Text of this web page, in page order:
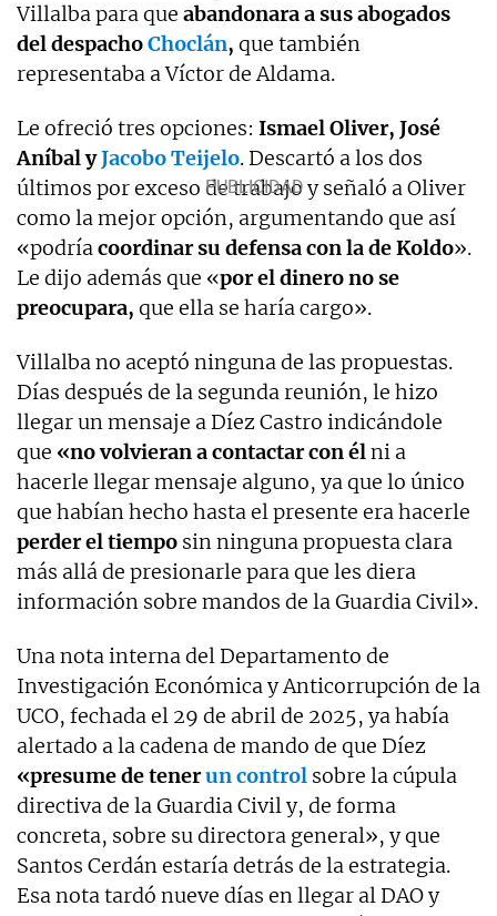
Villalba para que abandonara a sus abogados
del despachoChoclán, que también
representaba a Víctor de Aldama.
Le ofreció tres opciones: Ismael Oliver, José
Aníbal yJacobo Teijelo. Descartó a los dos
últimos por exceso de trabajo y señaló a Oliver
como la mejor opción, argumentando que así
«podríacoordinar su defensa con la deKoldo».
Le dijo además que «por el dinero no se
preocupara, que ella se haría cargo».
Villalba no aceptó ninguna de las propuestas.
Días después de la segunda reunión, le hizo
llegar un mensaje a Díez Castro indicándole
que «no volvieran a contactar con élni a
hacerle llegar mensaje alguno, ya que lo único
que habían hecho hasta el presente era hacerle
perder el tiempo sin ninguna propuesta clara
más allá de presionarle para que les diera
información sobre mandos de la Guardia Civil».
Una nota interna del Departamento de
Investigación Económica y Anticorrupción de la
UCO, fechada el 29 de abril de 2025, ya había
alertado a la cadena de mando de que Díez
«presume de tenerun control sobre la cúpula
directiva de la Guardia Civil y, de forma
concreta, sobre su directora general», y que
Santos Cerdán estaría detrás de la estrategia.
Esa nota tardó nueve días en llegar al DAO y